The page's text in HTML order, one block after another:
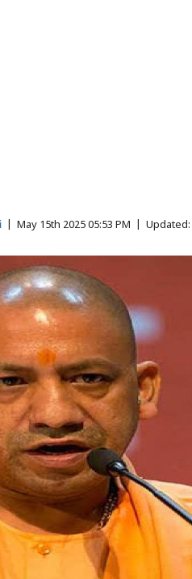
May 15th 2025 05:53 PM Updated: